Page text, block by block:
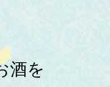
酒を